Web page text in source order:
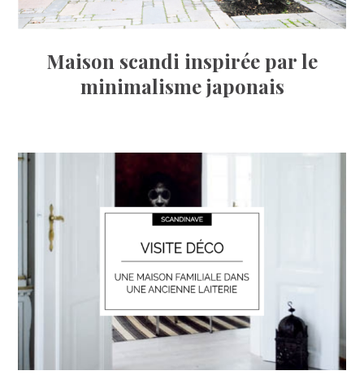
Maison scandi inspirée par le
minimalisme japonais